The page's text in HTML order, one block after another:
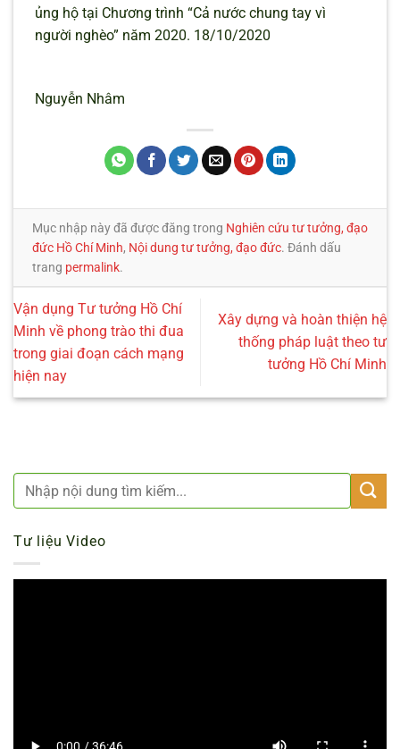
ủng hộ tại Chương trình “Cả nước chung tay vì
người nghèo” năm 2020. 18/10/2020
Nguyễn Nhâm
Mục nhập này đã được đăng trong Nghiên cứu tư tưởng, đạo
đức Hồ Chí Minh, Nội dung tư tưởng, đạo đức. Đánh dấu
trang permalink.
Vận dụng Tư tưởng Hồ Chí
Minh về phong trào thi đua
trong giai đoạn cách mạng
hiện nay
Xây dựng và hoàn thiện hệ
thống pháp luật theo tư
tưởng Hồ Chí Minh
Tư liệu Video